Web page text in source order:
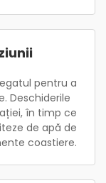
pentru a
Deschiderile
în timp ce
de apă de
coastiere.